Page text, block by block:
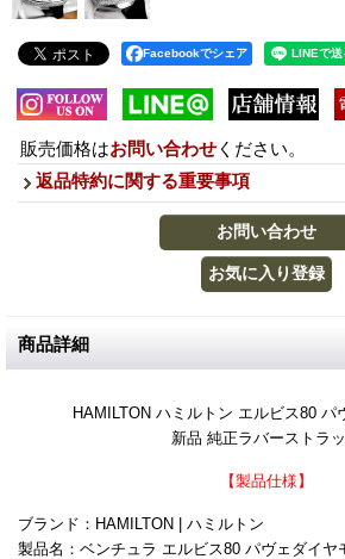
Facebookでシェア
販売価格はお問い合わせ ください。
返品特約に関する重要事項
商品詳細
HAMILTON ハミルトン エルビス80 パ
新品 純正ラバーストラ
【製品仕様】
ブランド：HAMILTON | ハミルトン
製品名：ベンチュラ エルビス80 パヴェダイヤ